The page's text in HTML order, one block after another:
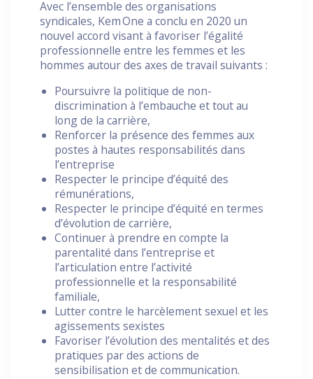
Avec l’ensemble des organisations
syndicales, Kem One a conclu en 2020 un
nouvel accord visant à favoriser l’égalité
professionnelle entre les femmes et les
hommes autour des axes de travail suivants :
Poursuivre la politique de non-
discrimination à l’embauche et tout au
long de la carrière,
Renforcer la présence des femmes aux
postes à hautes responsabilités dans
l’entreprise
Respecter le principe d’équité des
rémunérations,
Respecter le principe d’équité en termes
d’évolution de carrière,
Continuer à prendre en compte la
parentalité dans l’entreprise et
l’articulation entre l’activité
professionnelle et la responsabilité
familiale,
Lutter contre le harcèlement sexuel et les
agissements sexistes
Favoriser l’évolution des mentalités et des
pratiques par des actions de
sensibilisation et de communication.